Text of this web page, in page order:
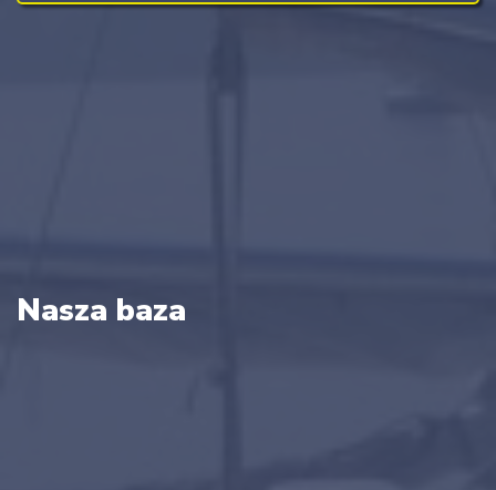
Nasza baza